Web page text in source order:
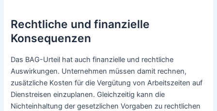
Rechtliche und finanzielle
Konsequenzen
Das BAG-Urteil hat auch finanzielle und rechtliche
Auswirkungen. Unternehmen müssen damit rechnen,
zusätzliche Kosten für die Vergütung von Arbeitszeiten auf
Dienstreisen einzuplanen. Gleichzeitig kann die
Nichteinhaltung der gesetzlichen Vorgaben zu rechtlichen